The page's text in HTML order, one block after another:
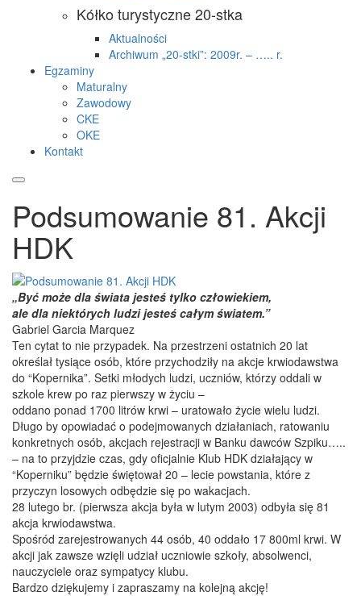
Kółko turystyczne 20-stka
Aktualności
Archiwum „20-stki”: 2009r. – ….. r.
Egzaminy
Maturalny
Zawodowy
CKE
OKE
Kontakt
Podsumowanie 81. Akcji
HDK
„Być może dla świata jesteś tylko człowiekiem,
ale dla niektórych ludzi jesteś całym światem.”
Gabriel Garcia Marquez
Ten cytat to nie przypadek. Na przestrzeni ostatnich 20 lat
określał tysiące osób, które przychodziły na akcje krwiodawstwa
do “Kopernika”. Setki młodych ludzi, uczniów, którzy oddali w
szkole krew po raz pierwszy w życiu –
oddano ponad 1700 litrów krwi – uratowało życie wielu ludzi.
Długo by opowiadać o podejmowanych działaniach, ratowaniu
konkretnych osób, akcjach rejestracji w Banku dawców Szpiku…..
– na to przyjdzie czas, gdy oficjalnie Klub HDK działający w
“Koperniku” będzie świętował 20 – lecie powstania, które z
przyczyn losowych odbędzie się po wakacjach.
28 lutego br. (pierwsza akcja była w lutym 2003) odbyła się 81
akcja krwiodawstwa.
Spośród zarejestrowanych 44 osób, 40 oddało 17 800ml krwi. W
akcji jak zawsze wzięli udział uczniowie szkoły, absolwenci,
nauczyciele oraz sympatycy klubu.
Bardzo dziękujemy i zapraszamy na kolejną akcję!